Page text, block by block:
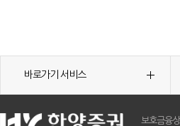
바로가기 서비스
보호금융